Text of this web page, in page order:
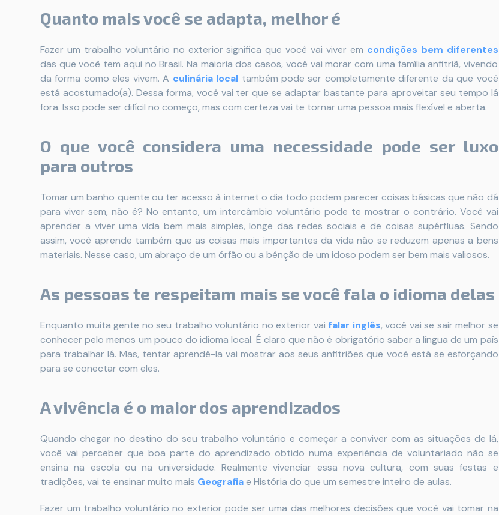
Quanto mais você se adapta, melhor é
Fazer um trabalho voluntário no exterior significa que você vai viver em condições bem diferentes
das que você tem aqui no Brasil. Na maioria dos casos, você vai morar com uma família anfitriã, vivendo
da forma como eles vivem. A culinária local também pode ser completamente diferente da que você
está acostumado(a). Dessa forma, você vai ter que se adaptar bastante para aproveitar seu tempo lá
fora. Isso pode ser difícil no começo, mas com certeza vai te tornar uma pessoa mais flexível e aberta.
O que você considera uma necessidade pode ser luxo
para outros
Tomar um banho quente ou ter acesso à internet o dia todo podem parecer coisas básicas que não dá
para viver sem, não é? No entanto, um intercâmbio voluntário pode te mostrar o contrário. Você vai
aprender a viver uma vida bem mais simples, longe das redes sociais e de coisas supérfluas. Sendo
assim, você aprende também que as coisas mais importantes da vida não se reduzem apenas a bens
materiais. Nesse caso, um abraço de um órfão ou a bênção de um idoso podem ser bem mais valiosos.
As pessoas te respeitam mais se você fala o idioma delas
Enquanto muita gente no seu trabalho voluntário no exterior vai falar inglês, você vai se sair melhor se
conhecer pelo menos um pouco do idioma local. É claro que não é obrigatório saber a língua de um país
para trabalhar lá. Mas, tentar aprendê-la vai mostrar aos seus anfitriões que você está se esforçando
para se conectar com eles.
A vivência é o maior dos aprendizados
Quando chegar no destino do seu trabalho voluntário e começar a conviver com as situações de lá,
você vai perceber que boa parte do aprendizado obtido numa experiência de voluntariado não se
ensina na escola ou na universidade. Realmente vivenciar essa nova cultura, com suas festas e
tradições, vai te ensinar muito mais Geografiae História do que um semestre inteiro de aulas.
Fazer um trabalho voluntário no exterior pode ser uma das melhores decisões que você vai tomar na